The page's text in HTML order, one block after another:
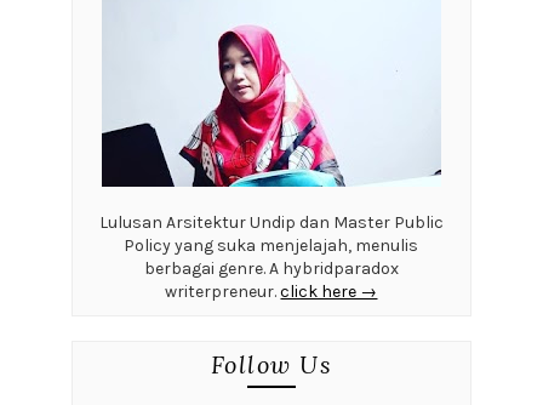
Lulusan Arsitektur Undip dan Master Public
Policy yang suka menjelajah, menulis
berbagai genre. A hybridparadox
writerpreneur.click here →
Follow Us